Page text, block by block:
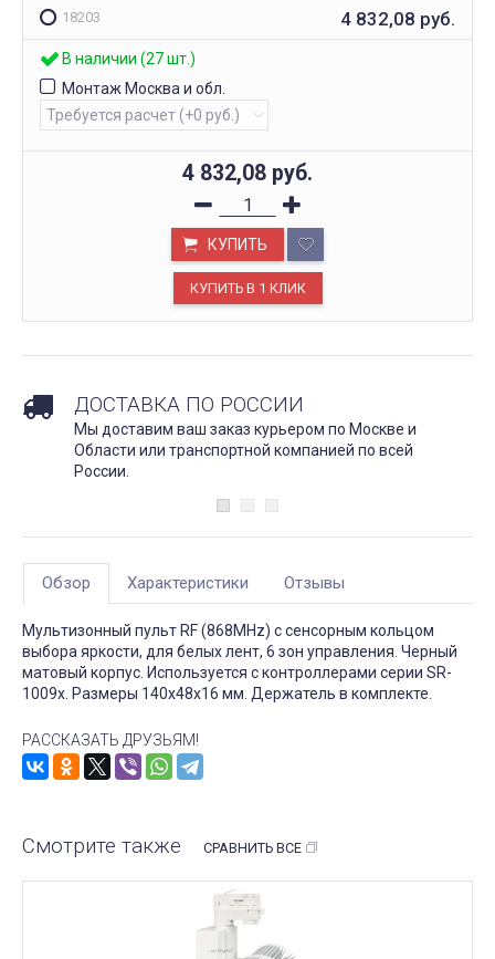
18203 4 832,08 руб.
В наличии (27 шт.)
Монтаж Москва и обл.
4 832,08 руб.
КУПИТЬ
ДОСТАВКА ПО РОССИИ
Мы доставим ваш заказ курьером по Москве и
Области или транспортной компанией по всей
России.
Обзор Характеристики Отзывы
Мультизонный пульт RF (868MHz) с сенсорным кольцом
выбора яркости, для белых лент, 6 зон управления. Черный
матовый корпус. Используется с контроллерами серии SR-
1009x. Размеры 140х48х16 мм. Держатель в комплекте.
РАССКАЗАТЬ ДРУЗЬЯМ!
Смотрите также СРАВНИТЬ ВСЕ